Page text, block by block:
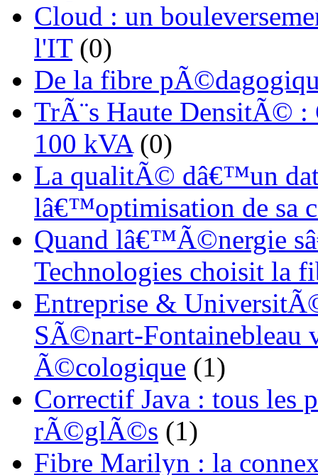
Cloud : un
l'IT(0)
De la fibre
TrÃ¨s Haute DensitÃ© :
100 kVA(0)
La qualitÃ© dâ€™un
lâ€™optimisation de sa
Quand lâ€™Ã©nergie
Technologies choisit la
Entreprise &
SÃ©nart-Fontainebleau
Ã©cologique (1)
Correctif Java : tous les
rÃ©glÃ©s (1)
Fibre Marilyn : la